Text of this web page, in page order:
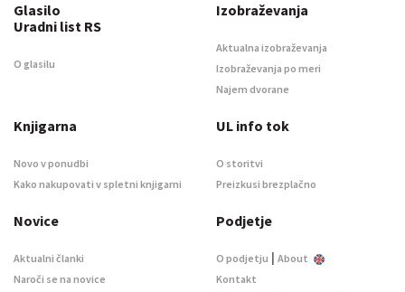
Glasilo
Uradni list RS
O glasilu
Izobraževanja
Aktualna izobraževanja
Izobraževanja po meri
Najem dvorane
Knjigarna
Novo v ponudbi
Kako nakupovati v spletni knjigarni
UL info tok
O storitvi
Preizkusi brezplačno
Novice
Aktualni članki
Naroči se na novice
Podjetje
O podjetju | About
Kontakt